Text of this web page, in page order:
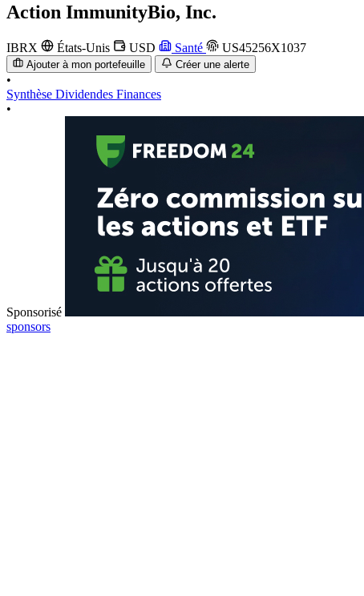
Action ImmunityBio, Inc.
IBRX États-Unis USD Santé US45256X1037
Ajouter à mon portefeuille Créer une alerte
•
Synthèse Dividendes Finances
•
Sponsorisé
sponsors